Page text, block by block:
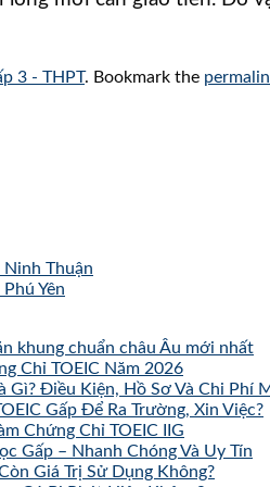
3 - THPT. Bookmark the
Ninh Thuận
Yên
khung chuẩn châu Âu mới nhất
Chỉ TOEIC Năm 2026
Gì? Điều Kiện, Hồ Sơ Và Chi Phí
Gấp Để Ra Trường, Xin Việc?
Chứng Chỉ TOEIC IIG
Gấp – Nhanh Chóng Và Uy Tín
Giá Trị Sử Dụng Không?